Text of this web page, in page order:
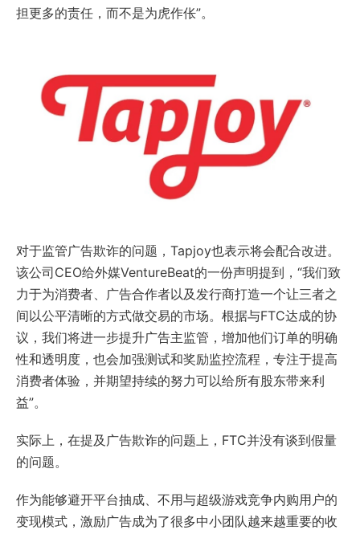
担更多的责任，而不是为虎作伥”。
对于监管广告欺诈的问题，Tapjoy也表示将会配合改进。
该公司CEO给外媒VentureBeat的一份声明提到，“我们致
力于为消费者、广告合作者以及发行商打造一个让三者之
间以公平清晰的方式做交易的市场。根据与FTC达成的协
议，我们将进一步提升广告主监管，增加他们订单的明确
性和透明度，也会加强测试和奖励监控流程，专注于提高
消费者体验，并期望持续的努力可以给所有股东带来利
益”。
实际上，在提及广告欺诈的问题上，FTC并没有谈到假量
的问题。
作为能够避开平台抽成、不用与超级游戏竞争内购用户的
变现模式，激励广告成为了很多中小团队越来越重要的收